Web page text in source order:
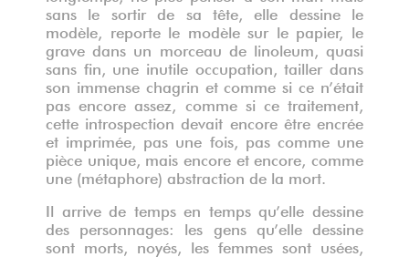
sans le sortir de sa tête, elle dessine le
modèle, reporte le modèle sur le papier, le
grave dans un morceau de linoleum, quasi
sans fin, une inutile occupation, tailler dans
son immense chagrin et comme si ce n’était
pas encore assez, comme si ce traitement,
cette introspection devait encore être encrée
et imprimée, pas une fois, pas comme une
pièce unique, mais encore et encore, comme
une (métaphore) abstraction de la mort.
Il arrive de temps en temps qu’elle dessine
des personnages: les gens qu’elle dessine
sont morts, noyés, les femmes sont usées,